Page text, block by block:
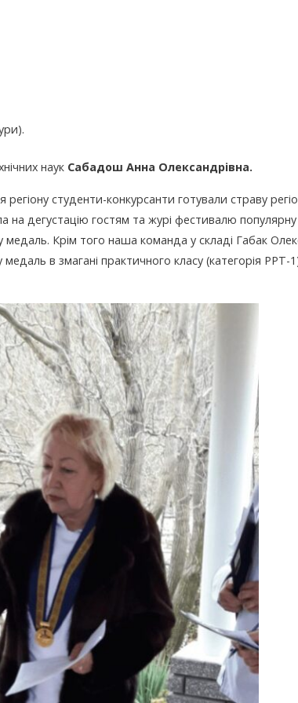
наук Сабадош Анна Олександрівна.
студенти-конкурсанти готували страву
на дегустацію гостям та журі фестивалю
медаль. Крім того наша команда у складі Габак
в змагані практичного класу (категорія РРТ-